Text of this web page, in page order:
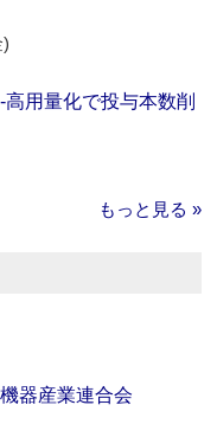
高用量化で投与本数削
もっと見る »
器産業連合会